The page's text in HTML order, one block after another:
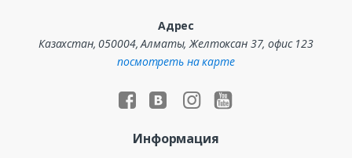
Адрес
Казахстан, 050004, Алматы, Желтоксан 37, офис 123
посмотреть на карте
Информация